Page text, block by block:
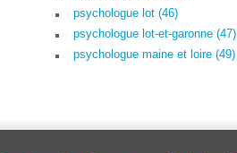
psychologue lot (46)
psychologue lot-et-garonne (47)
psychologue maine et loire (49)